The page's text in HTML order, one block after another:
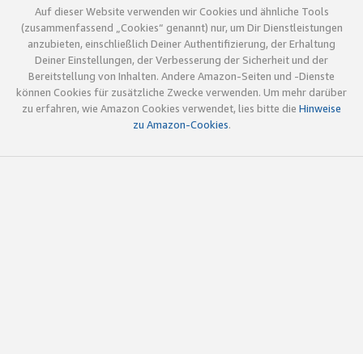
Auf dieser Website verwenden wir Cookies und ähnliche Tools
(zusammenfassend „Cookies“ genannt) nur, um Dir Dienstleistungen
anzubieten, einschließlich Deiner Authentifizierung, der Erhaltung
Deiner Einstellungen, der Verbesserung der Sicherheit und der
Bereitstellung von Inhalten. Andere Amazon-Seiten und -Dienste
können Cookies für zusätzliche Zwecke verwenden. Um mehr darüber
zu erfahren, wie Amazon Cookies verwendet, lies bitte die Hinweise
zu Amazon-Cookies.